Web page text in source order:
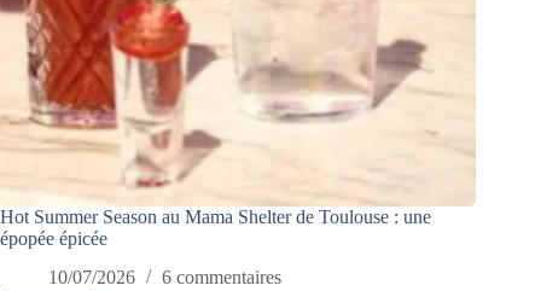
Hot Summer Season au Mama Shelter de Toulouse : une
épopée épicée
10/07/2026
6 commentaires